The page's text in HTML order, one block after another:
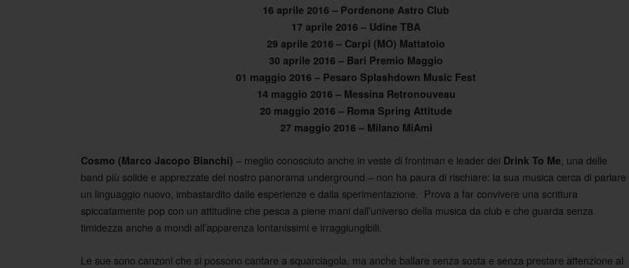
16 aprile 2016 – Pordenone Astro Club
17 aprile 2016 – Udine TBA
29 aprile 2016 – Carpi (MO) Mattatoio
30 aprile 2016 – Bari Premio Maggio
01 maggio 2016 – Pesaro Splashdown Music Fest
14 maggio 2016 – Messina Retronouveau
20 maggio 2016 – Roma Spring Attitude
27 maggio 2016 – Milano MiAmi
Cosmo (Marco Jacopo Bianchi) – meglio conosciuto anche in veste di frontman e leader dei Drink To Me , una delle
band più solide e apprezzate del nostro panorama underground – non ha paura di rischiare: la sua musica cerca di parlare
un linguaggio nuovo, imbastardito dalle esperienze e dalla sperimentazione. Prova a far convivere una scrittura
spiccatamente pop con un attitudine che pesca a piene mani dall’universo della musica da club e che guarda senza
timidezza anche a mondi all’apparenza lontanissimi e irraggiungibili.
Le sue sono canzoni che si possono cantare a squarciagola, ma anche ballare senza sosta e senza prestare attenzione al